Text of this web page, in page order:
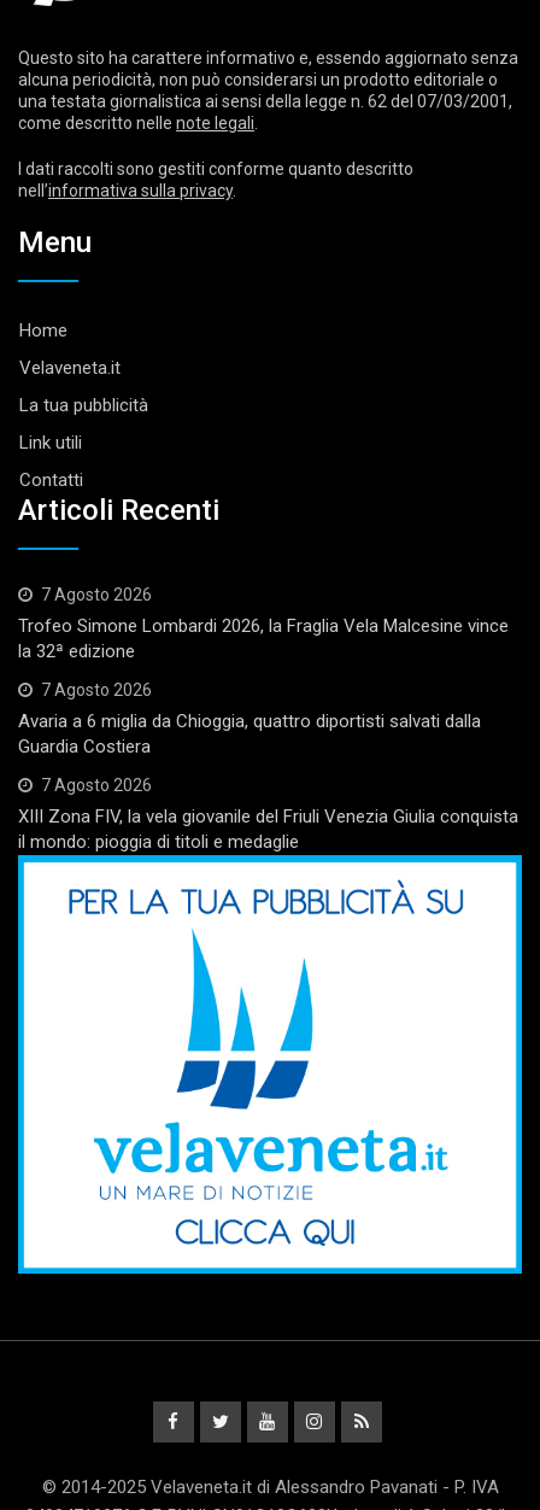
Questo sito ha carattere informativo e, essendo aggiornato senza
alcuna periodicità, non può considerarsi un prodotto editoriale o
una testata giornalistica ai sensi della legge n. 62 del 07/03/2001,
come descritto nelle note legali
I dati raccolti sono gestiti conforme quanto descritto
nell’informativa sulla privacy.
Menu
Home
Velaveneta.it
La tua pubblicità
Link utili
Contatti
Articoli Recenti
7 Agosto 2026
Trofeo Simone Lombardi 2026, la Fraglia Vela Malcesine vince
la 32ª edizione
7 Agosto 2026
Avaria a 6 miglia da Chioggia, quattro diportisti salvati dalla
Guardia Costiera
7 Agosto 2026
XIII Zona FIV, la vela giovanile del Friuli Venezia Giulia conquista
il mondo: pioggia di titoli e medaglie
© 2014-2025 Velaveneta.it di Alessandro Pavanati - P. IVA